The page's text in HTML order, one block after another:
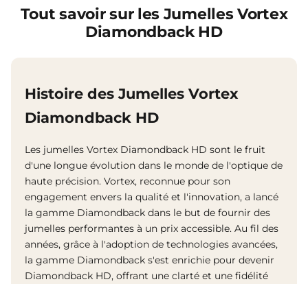
Tout savoir sur les Jumelles Vortex
Diamondback HD
Histoire des Jumelles Vortex
Diamondback HD
Les jumelles Vortex Diamondback HD sont le fruit
d'une longue évolution dans le monde de l'optique de
haute précision. Vortex, reconnue pour son
engagement envers la qualité et l'innovation, a lancé
la gamme Diamondback dans le but de fournir des
jumelles performantes à un prix accessible. Au fil des
années, grâce à l'adoption de technologies avancées,
la gamme Diamondback s'est enrichie pour devenir
Diamondback HD, offrant une clarté et une fidélité